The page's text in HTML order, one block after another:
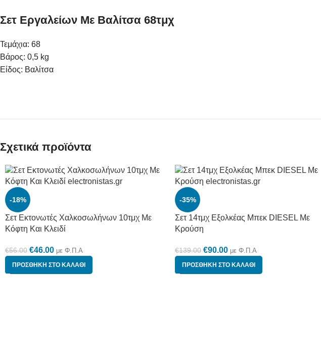
Σετ Εργαλείων Με Βαλίτσα 68τμχ
Τεμάχια: 68
Βάρος: 0,5 kg
Είδος: Βαλίτσα
Σχετικά προϊόντα
-18%
Σετ Εκτονωτές Χαλκοσωλήνων 10τμχ Με
Κόφτη Και Κλειδί
€56.00 €46.00 με Φ.Π.Α
ΠΡΟΣΘΉΚΗ ΣΤΟ ΚΑΛΆΘΙ
-35%
Σετ 14τμχ Εξολκέας Μπεκ DIESEL Με
Κρούση
€139.00 €90.00 με Φ.Π.Α
ΠΡΟΣΘΉΚΗ ΣΤΟ ΚΑΛΆΘΙ